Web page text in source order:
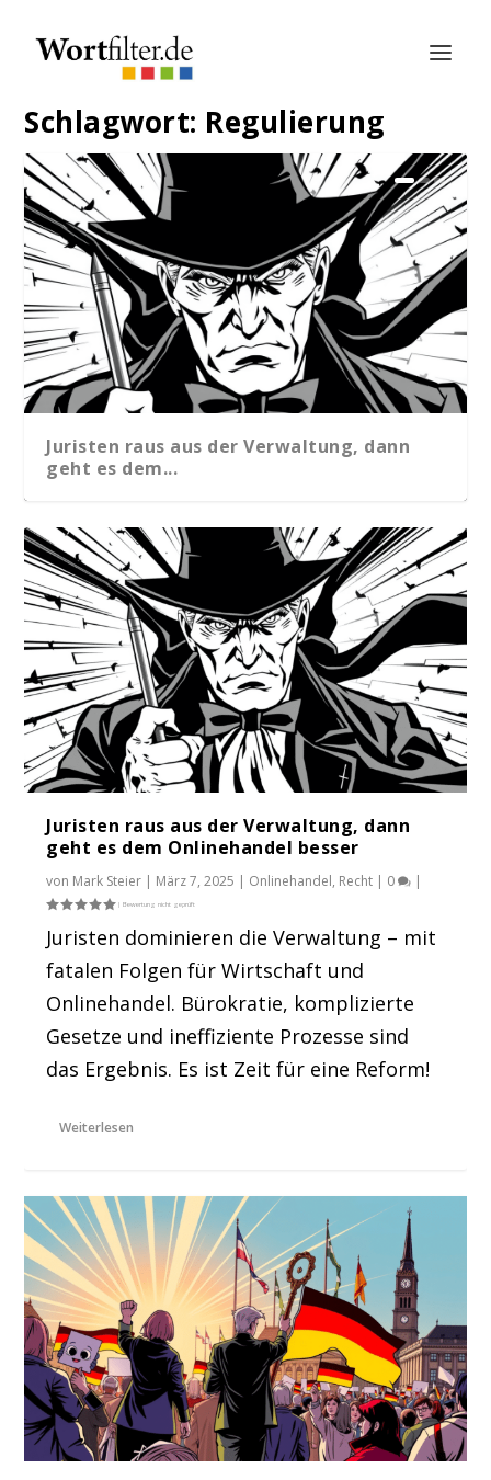
Schlagwort: Regulierung
Juristen raus aus der Verwaltung, dann
geht es dem...
Warum du als Händler am 23. Februar
wählen gehen s...
Die neue EU-Toolbox für den
Onlinehandel: Ein umfa...
Juristen raus aus der Verwaltung, dann
geht es dem Onlinehandel besser
von Mark Steier | März 7, 2025 | Onlinehandel, Recht | 0 |
Juristen dominieren die Verwaltung – mit
fatalen Folgen für Wirtschaft und
Onlinehandel. Bürokratie, komplizierte
Gesetze und ineffiziente Prozesse sind
das Ergebnis. Es ist Zeit für eine Reform!
Weiterlesen